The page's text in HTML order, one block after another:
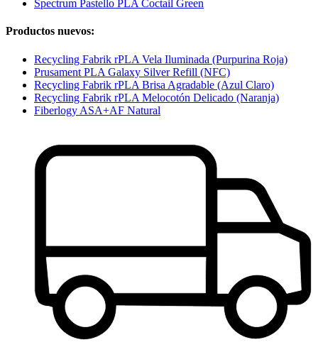
Spectrum Pastello PLA Coctail Green
Productos nuevos:
Recycling Fabrik rPLA Vela Iluminada (Purpurina Roja)
Prusament PLA Galaxy Silver Refill (NFC)
Recycling Fabrik rPLA Brisa Agradable (Azul Claro)
Recycling Fabrik rPLA Melocotón Delicado (Naranja)
Fiberlogy ASA+AF Natural